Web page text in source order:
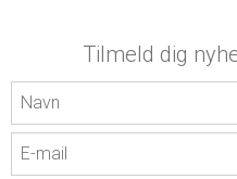
Tilmeld dig